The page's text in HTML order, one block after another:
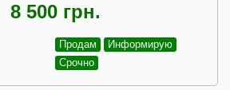
8 500 грн.
Продам
Информирую
Срочно